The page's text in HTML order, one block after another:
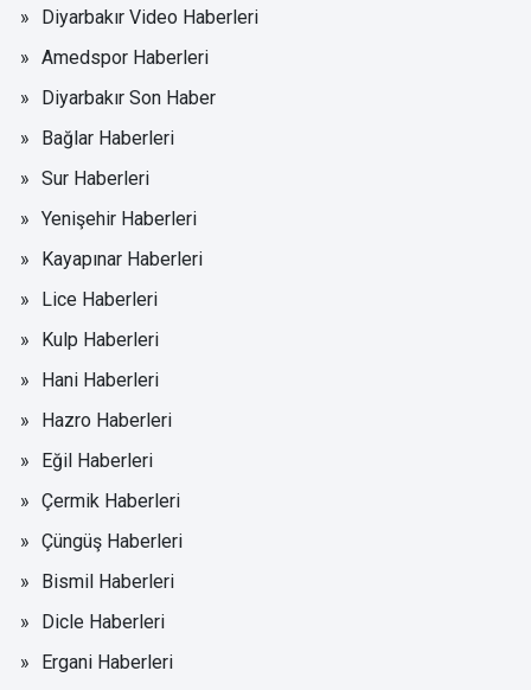
Diyarbakır Video Haberleri
Amedspor Haberleri
Diyarbakır Son Haber
Bağlar Haberleri
Sur Haberleri
Yenişehir Haberleri
Kayapınar Haberleri
Lice Haberleri
Kulp Haberleri
Hani Haberleri
Hazro Haberleri
Eğil Haberleri
Çermik Haberleri
Çüngüş Haberleri
Bismil Haberleri
Dicle Haberleri
Ergani Haberleri